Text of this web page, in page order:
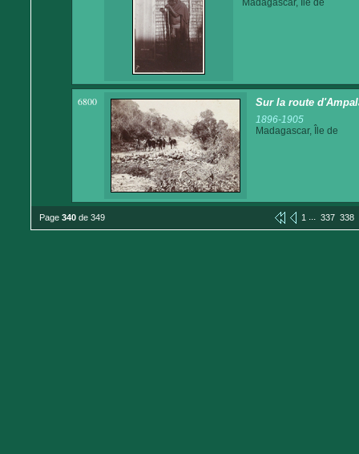
6800 Sur la route
1896-1905
Madagascar, Île de
Page 340 de 349 1 ... 337 338